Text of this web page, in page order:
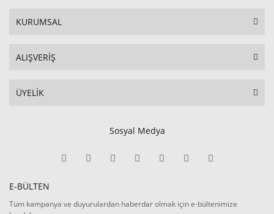
KURUMSAL
ALIŞVERİŞ
ÜYELİK
Sosyal Medya
E-BÜLTEN
Tüm kampanya ve duyurulardan haberdar olmak için e-bültenimize